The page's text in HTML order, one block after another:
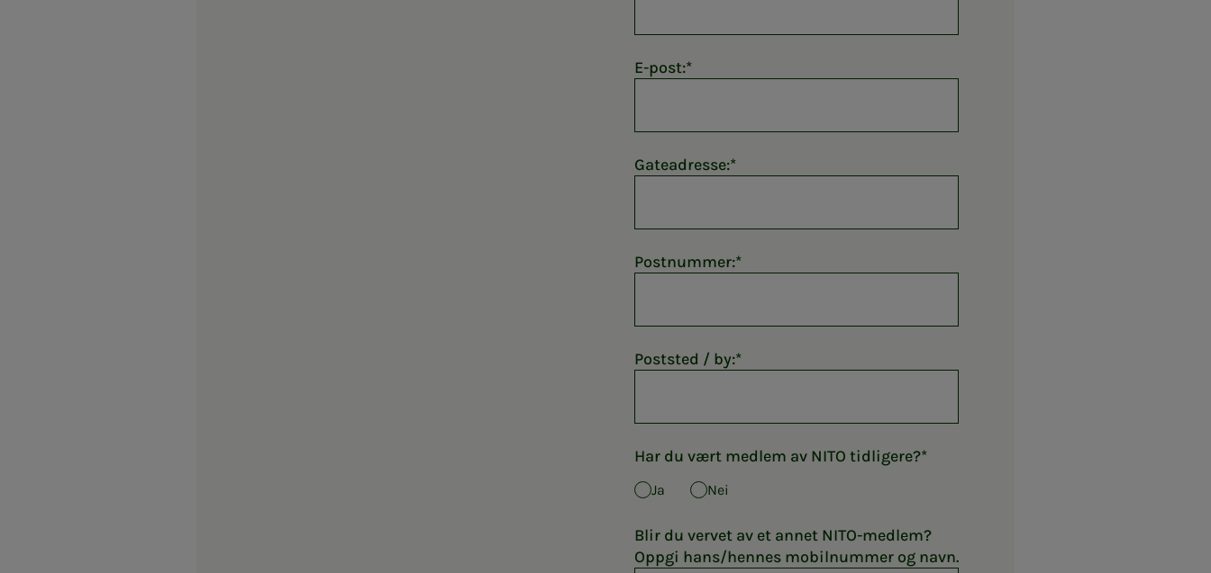
E-post:
Gateadresse:
Postnummer:
Poststed / by:
Har du vært medlem av NITO tidligere?
Ja Nei
Blir du vervet av et annet NITO-medlem?
Oppgi hans/hennes mobilnummer og navn.